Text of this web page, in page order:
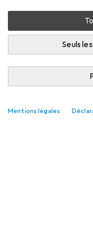
Seuls
Mentions légales